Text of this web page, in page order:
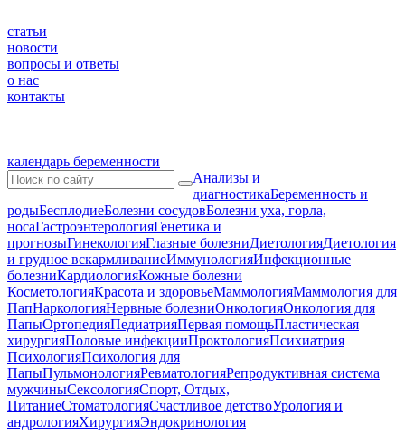
статьи
новости
вопросы и ответы
о нас
контакты
календарь беременности
Анализы и
диагностикаБеременность и
родыБесплодиеБолезни сосудовБолезни уха, горла,
носаГастроэнтерологияГенетика и
прогнозыГинекологияГлазные болезниДиетологияДиетология
и грудное вскармливаниеИммунологияИнфекционные
болезниКардиологияКожные болезни
КосметологияКрасота и здоровьеМаммологияМаммология для
ПапНаркологияНервные болезниОнкологияОнкология для
ПапыОртопедияПедиатрияПервая помощьПластическая
хирургияПоловые инфекцииПроктологияПсихиатрия
ПсихологияПсихология для
ПапыПульмонологияРевматологияРепродуктивная система
мужчиныСексологияСпорт, Отдых,
ПитаниеСтоматологияСчастливое детствоУрология и
андрологияХирургияЭндокринология